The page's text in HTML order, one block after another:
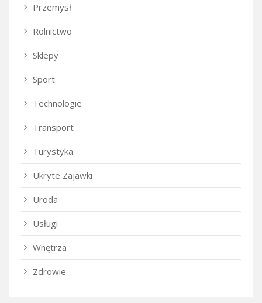
Przemysł
Rolnictwo
Sklepy
Sport
Technologie
Transport
Turystyka
Ukryte Zajawki
Uroda
Usługi
Wnętrza
Zdrowie